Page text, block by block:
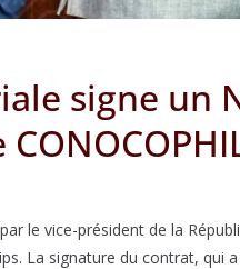
signe un
le vice-président de la
La signature du contrat, qui